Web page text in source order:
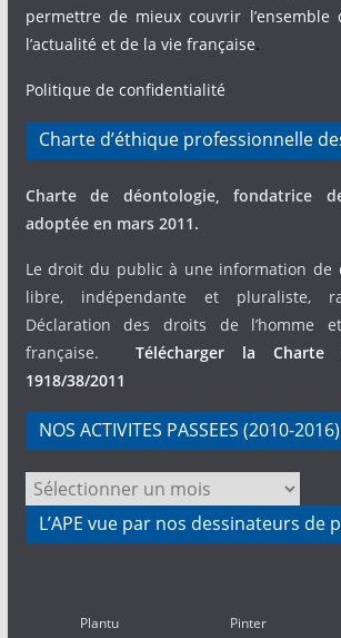
permettre de mieux couvrir l’ensemble
l’actualité et de la vie française.
Politique de confidentialité
Charte d’éthique professionnelle
Charte de déontologie, fondatrice
adoptée en mars 2011.
Le droit du public à une information de
libre, indépendante et pluraliste,
Déclaration des droits de l’homme
française. Télécharger la Charte
1918/38/2011
NOS ACTIVITES PASSEES (2010-2016)
NOS
ACTIVITES
PASSEES
L’APE vue par nos dessinateurs de
Plantu Pinter